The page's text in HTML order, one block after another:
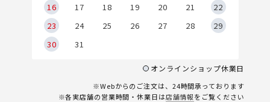
16
17 18 19 20 21
22
23
24 25 26 27 28
29
30
31
オンラインショップ休業日
※Webからのご注文は、24時間承っております
※各実店舗の営業時間・休業日は店舗情報をご覧ください